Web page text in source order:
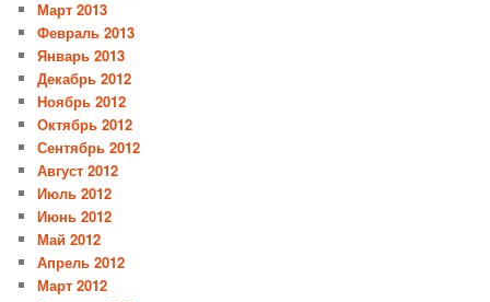
Март 2013
Февраль 2013
Январь 2013
Декабрь 2012
Ноябрь 2012
Октябрь 2012
Сентябрь 2012
Август 2012
Июль 2012
Июнь 2012
Май 2012
Апрель 2012
Март 2012